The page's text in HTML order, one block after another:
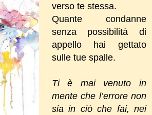
verso te stessa.
Quante condanne
senza possibilità di
appello hai gettato
sulle tue spalle.
Ti è mai venuto in
mente che l’errore non
sia in ciò che fai, nei